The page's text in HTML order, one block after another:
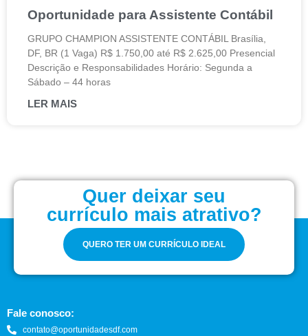
Oportunidade para Assistente Contábil
GRUPO CHAMPION ASSISTENTE CONTÁBIL Brasília,
DF, BR (1 Vaga) R$ 1.750,00 até R$ 2.625,00 Presencial
Descrição e Responsabilidades Horário: Segunda a
Sábado – 44 horas
LER MAIS
Quer deixar seu
currículo mais atrativo?
QUERO TER UM CURRÍCULO IDEAL
Fale conosco:
contato@oportunidadesdf.com